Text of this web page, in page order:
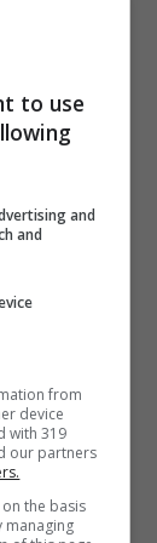
per
23, 2013
to use
and
and
from
device
with 319
our partners
the basis
managing